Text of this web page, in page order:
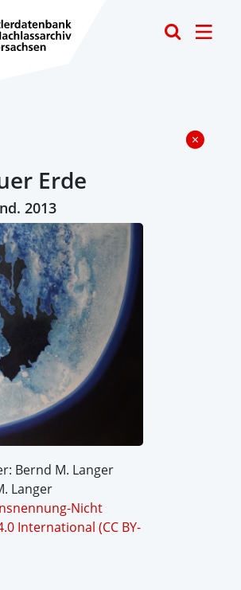
Erde
2013
Bernd M. Langer
Langer
Nicht
International (CC BY-